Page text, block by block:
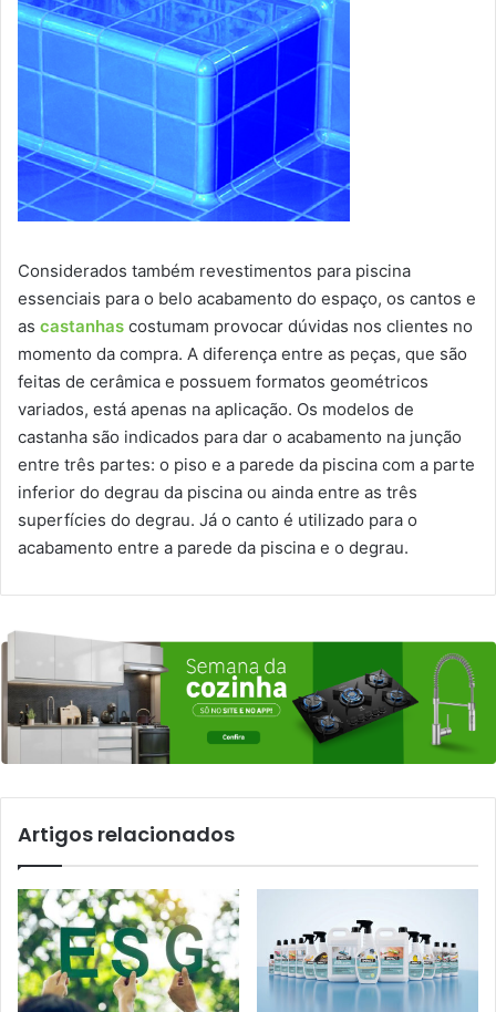
Considerados também revestimentos para piscina
essenciais para o belo acabamento do espaço, os cantos e
as castanhas costumam provocar dúvidas nos clientes no
momento da compra. A diferença entre as peças, que são
feitas de cerâmica e possuem formatos geométricos
variados, está apenas na aplicação. Os modelos de
castanha são indicados para dar o acabamento na junção
entre três partes: o piso e a parede da piscina com a parte
inferior do degrau da piscina ou ainda entre as três
superfícies do degrau. Já o canto é utilizado para o
acabamento entre a parede da piscina e o degrau.
Artigos relacionados